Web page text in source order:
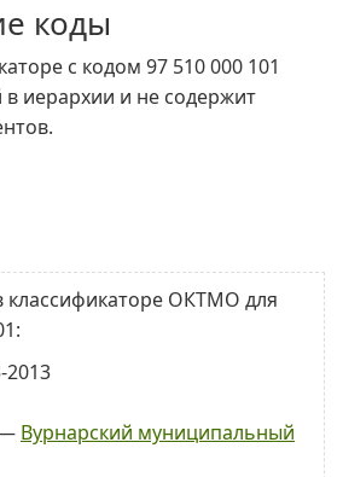
коды
с кодом 97 510 000 101
в иерархии и не содержит
классификаторе ОКТМО для
2013
Вурнарский муниципальный